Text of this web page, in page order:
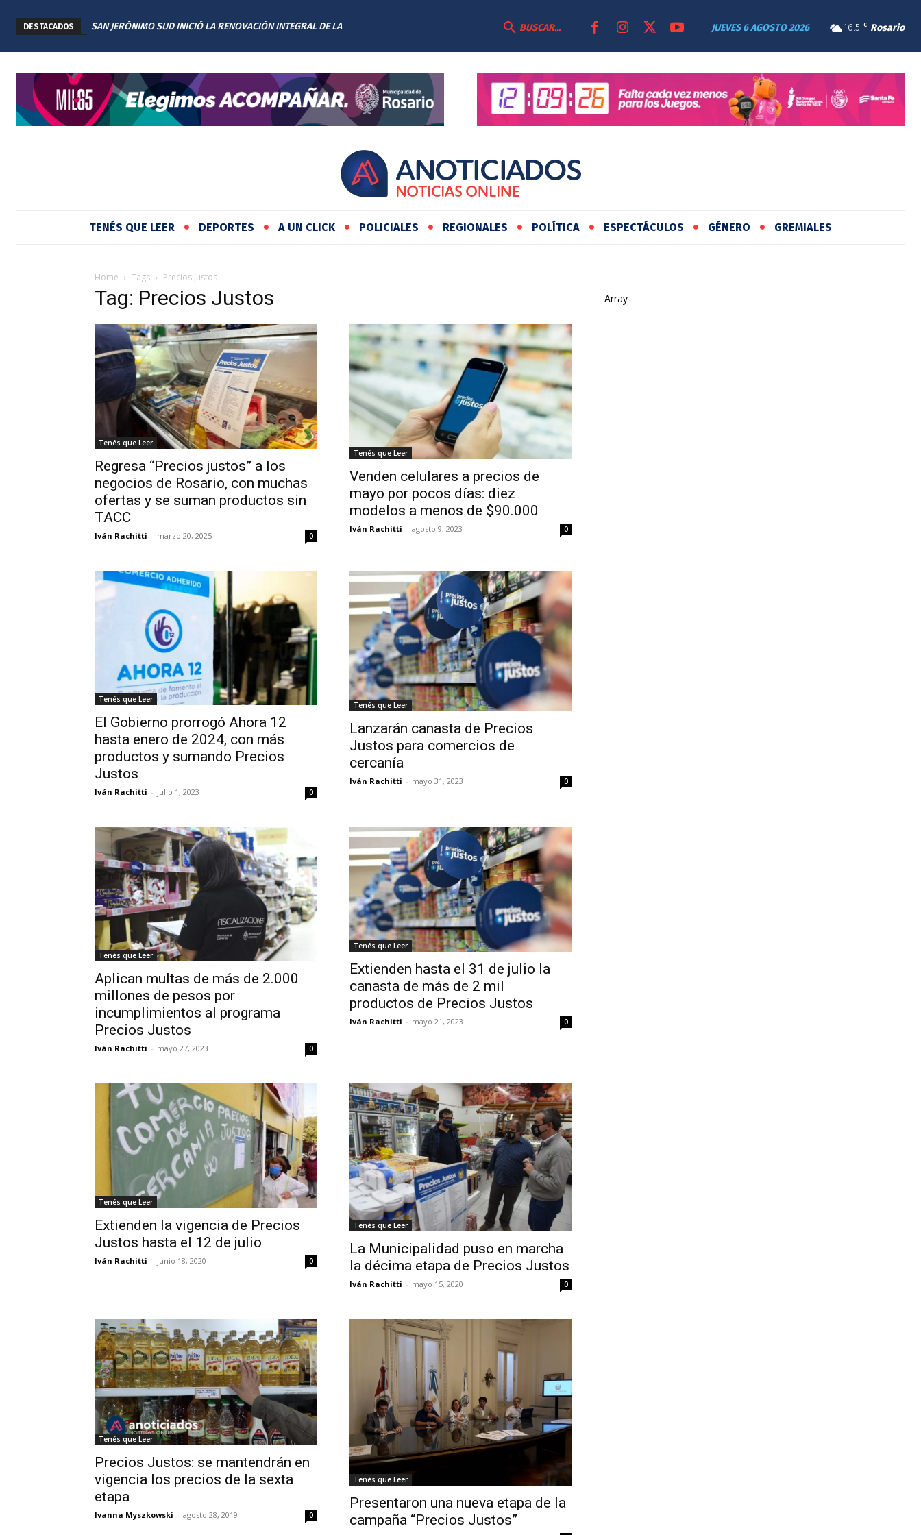
DESTACADOS
SAN JERÓNIMO SUD INICIÓ LA RENOVACIÓN INTEGRAL DE LA
16.5 C Rosario
JUEVES 6 AGOSTO 2026
BUSCAR...
TENÉS QUE LEER DEPORTES A UN CLICK POLICIALES REGIONALES POLÍTICA ESPECTÁCULOS GÉNERO GREMIALES
Home Tags Precios Justos
Tag: Precios Justos
Tenés que Leer
Regresa “Precios justos” a los
negocios de Rosario, con muchas
ofertas y se suman productos sin
TACC
Iván Rachitti - marzo 20, 2025 0
Tenés que Leer
Venden celulares a precios de
mayo por pocos días: diez
modelos a menos de $90.000
Iván Rachitti - agosto 9, 2023 0
Tenés que Leer
El Gobierno prorrogó Ahora 12
hasta enero de 2024, con más
productos y sumando Precios
Justos
Iván Rachitti - julio 1, 2023 0
Tenés que Leer
Lanzarán canasta de Precios
Justos para comercios de
cercanía
Iván Rachitti - mayo 31, 2023 0
Tenés que Leer
Aplican multas de más de 2.000
millones de pesos por
incumplimientos al programa
Precios Justos
Iván Rachitti - mayo 27, 2023 0
Tenés que Leer
Extienden hasta el 31 de julio la
canasta de más de 2 mil
productos de Precios Justos
Iván Rachitti - mayo 21, 2023 0
Tenés que Leer
Extienden la vigencia de Precios
Justos hasta el 12 de julio
Iván Rachitti - junio 18, 2020 0
Tenés que Leer
La Municipalidad puso en marcha
la décima etapa de Precios Justos
Iván Rachitti - mayo 15, 2020 0
Tenés que Leer
Precios Justos: se mantendrán en
vigencia los precios de la sexta
etapa
Ivanna Myszkowski - agosto 28, 2019 0
Tenés que Leer
Presentaron una nueva etapa de la
campaña “Precios Justos”
Array